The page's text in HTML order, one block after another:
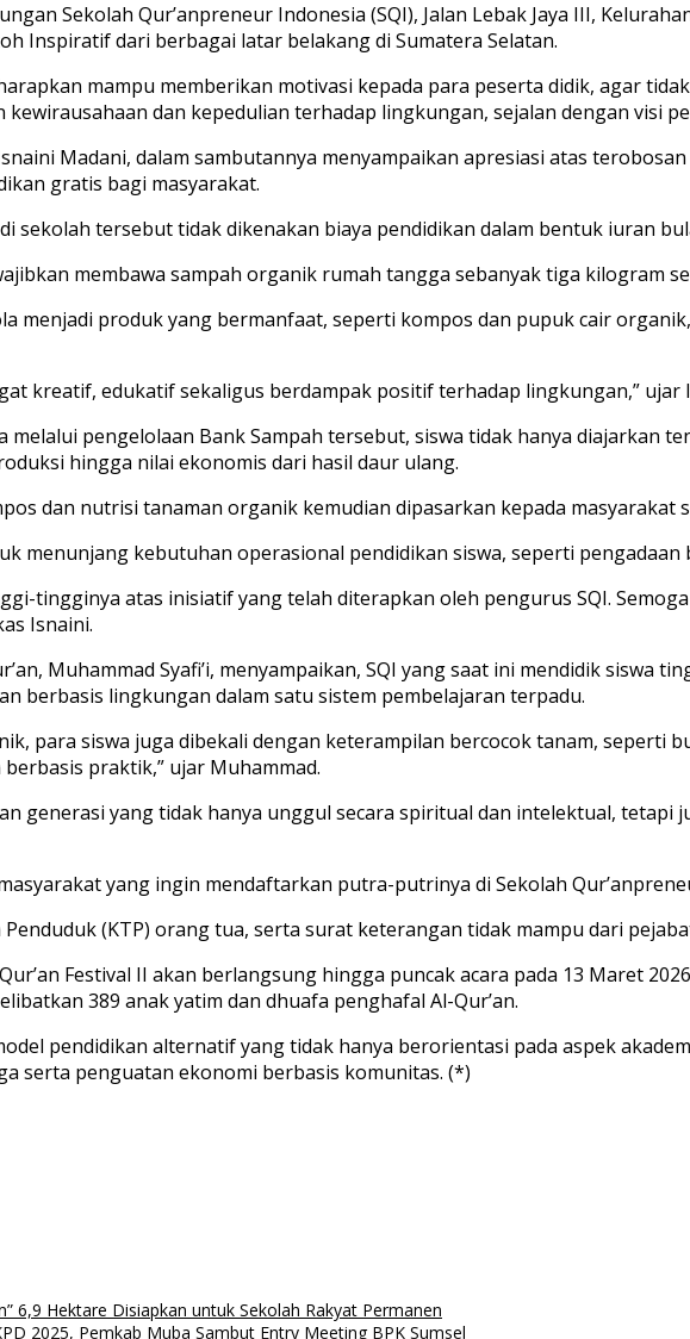
Sekolah Qur’anpreneur Indonesia (SQI), Jalan Lebak Jaya III,
Inspiratif dari berbagai latar belakang di Sumatera Selatan.
mampu memberikan motivasi kepada para peserta didik, agar
dan kepedulian terhadap lingkungan, sejalan dengan visi
Madani, dalam sambutannya menyampaikan apresiasi atas
gratis bagi masyarakat.
sekolah tersebut tidak dikenakan biaya pendidikan dalam bentuk iuran
membawa sampah organik rumah tangga sebanyak tiga kilogram
menjadi produk yang bermanfaat, seperti kompos dan pupuk cair
kreatif, edukatif sekaligus berdampak positif terhadap lingkungan,” ujar
melalui pengelolaan Bank Sampah tersebut, siswa tidak hanya diajarkan
hingga nilai ekonomis dari hasil daur ulang.
dan nutrisi tanaman organik kemudian dipasarkan kepada masyarakat
menunjang kebutuhan operasional pendidikan siswa, seperti
tingginya atas inisiatif yang telah diterapkan oleh pengurus SQI.
Isnaini.
Muhammad Syafi’i, menyampaikan, SQI yang saat ini mendidik siswa
berbasis lingkungan dalam satu sistem pembelajaran terpadu.
para siswa juga dibekali dengan keterampilan bercocok tanam, seperti
praktik,” ujar Muhammad.
generasi yang tidak hanya unggul secara spiritual dan intelektual,
yang ingin mendaftarkan putra-putrinya di Sekolah
Penduduk (KTP) orang tua, serta surat keterangan tidak mampu dari
Festival II akan berlangsung hingga puncak acara pada 13 Maret
389 anak yatim dan dhuafa penghafal Al-Qur’an.
pendidikan alternatif yang tidak hanya berorientasi pada aspek
serta penguatan ekonomi berbasis komunitas. (*)
6,9 Hektare Disiapkan untuk Sekolah Rakyat Permanen
2025, Pemkab Muba Sambut Entry Meeting BPK Sumsel